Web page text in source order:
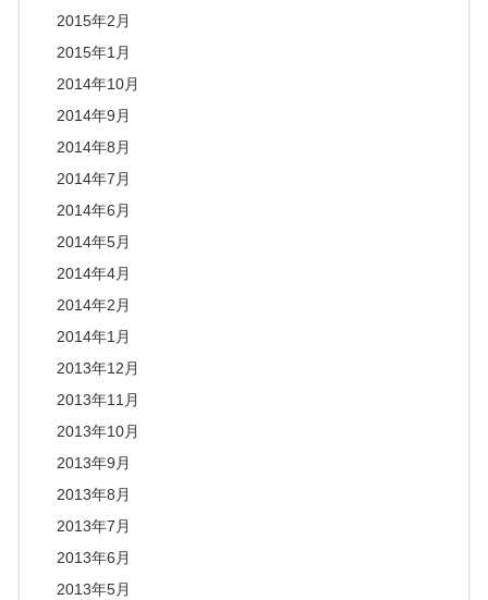
2015年2月
2015年1月
2014年10月
2014年9月
2014年8月
2014年7月
2014年6月
2014年5月
2014年4月
2014年2月
2014年1月
2013年12月
2013年11月
2013年10月
2013年9月
2013年8月
2013年7月
2013年6月
2013年5月